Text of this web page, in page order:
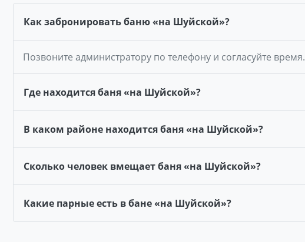
Как забронировать баню «на Шуйской»?
Позвоните администратору по телефону и согласуйте время.
Где находится баня «на Шуйской»?
В каком районе находится баня «на Шуйской»?
Сколько человек вмещает баня «на Шуйской»?
Какие парные есть в бане «на Шуйской»?